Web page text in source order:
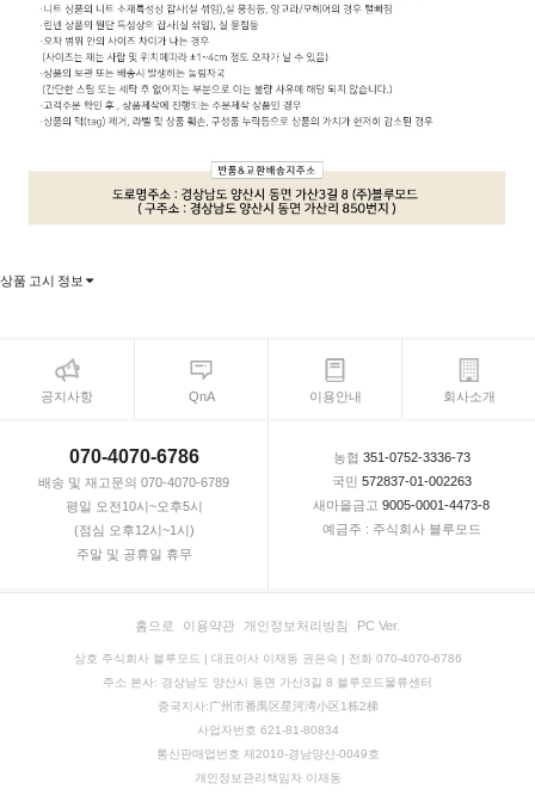
상품 고시 정보
공지사항 QnA 이용안내 회사소개
070-4070-6786
배송 및 재고문의 070-4070-6789
평일 오전10시~오후5시
(점심 오후12시~1시)
주말 및 공휴일 휴무
농협 351-0752-3336-73
국민 572837-01-002263
새마을금고 9005-0001-4473-8
예금주 : 주식회사 블루모드
홈으로 이용약관 개인정보처리방침 PC Ver.
상호 주식회사 블루모드 | 대표이사 이재동 권은숙 | 전화 070-4070-6786
주소 본사: 경상남도 양산시 동면 가산3길 8 블루모드물류센터
중국지사:广州市番禺区星河湾小区1栋2梯
사업자번호 621-81-80834
통신판매업번호 제2010-경남양산-0049호
개인정보관리책임자 이재동